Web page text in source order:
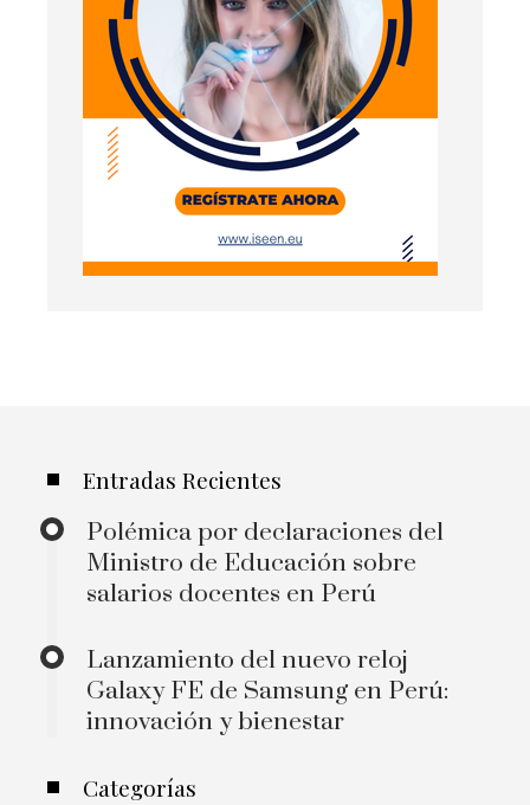
Entradas Recientes
Polémica por declaraciones del
Ministro de Educación sobre
salarios docentes en Perú
Lanzamiento del nuevo reloj
Galaxy FE de Samsung en Perú:
innovación y bienestar
Categorías